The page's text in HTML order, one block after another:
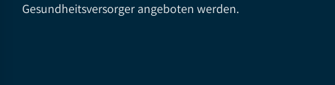
Gesundheitsversorger angeboten werden.